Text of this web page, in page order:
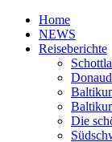
Home
NEWS
Reiseberichte
Die